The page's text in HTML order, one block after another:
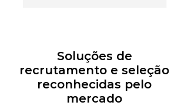
Soluções de
recrutamento e seleção
reconhecidas pelo
mercado